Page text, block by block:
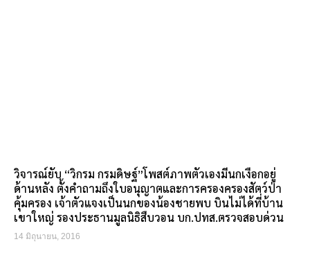
วิจารณ์ยับ “วิกรม กรมดิษฐ์”โพสต์ภาพตัวเองมีนกเงือกอยู่
ด้านหลัง ตั้งคำถามถึงใบอนุญาตและการครองครองสัตว์ป่า
คุ้มครอง เจ้าตัวแจงเป็นนกของน้องชายพบ บินไม่ได้ที่บ้าน
เขาใหญ่ รองประธานมูลนิธิสืบวอน บก.ปทส.ตรวจสอบด่วน
14 มิถุนายน, 2016